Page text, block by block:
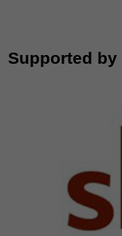
Supported by